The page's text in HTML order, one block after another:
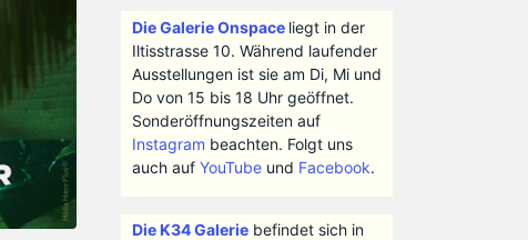
Die Galerie Onspace liegt in der
Iltisstrasse 10. Während laufender
Ausstellungen ist sie am Di, Mi und
Do von 15 bis 18 Uhr geöffnet.
Sonderöffnungszeiten auf
Instagram beachten. Folgt uns
auch auf YouTubeund Facebook.
Die K34 Galeriebefindet sich in